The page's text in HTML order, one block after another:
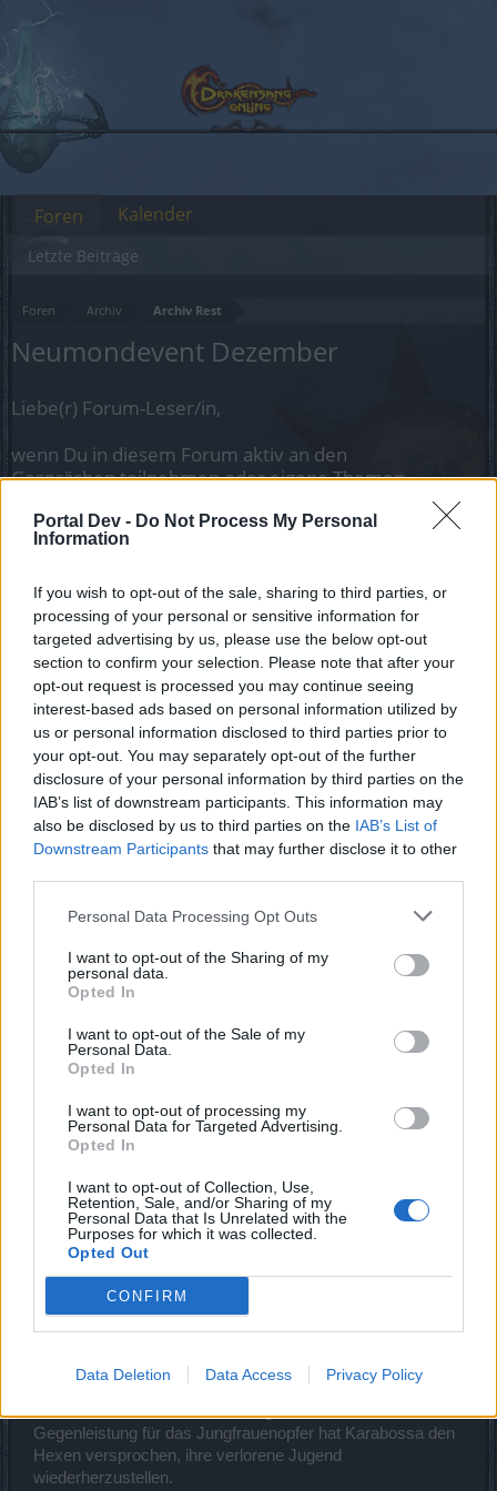
Portal Dev - Do Not Process My Personal
Information
If you wish to opt-out of the sale, sharing to third parties, or
processing of your personal or sensitive information for
targeted advertising by us, please use the below opt-out
section to confirm your selection. Please note that after your
opt-out request is processed you may continue seeing
interest-based ads based on personal information utilized by
us or personal information disclosed to third parties prior to
your opt-out. You may separately opt-out of the further
disclosure of your personal information by third parties on the
IAB’s list of downstream participants. This information may
also be disclosed by us to third parties on the IAB’s List of
Downstream Participants that may further disclose it to other
Personal Data Processing Opt Outs
I want to opt-out of the Sharing of my
personal data.
Opted In
I want to opt-out of the Sale of my
Personal Data.
Opted In
I want to opt-out of processing my
Personal Data for Targeted Advertising.
Opted In
I want to opt-out of Collection, Use,
Retention, Sale, and/or Sharing of my
Personal Data that Is Unrelated with the
Purposes for which it was collected.
Opted Out
CONFIRM
Data Deletion Data Access Privacy Policy
Foren Archiv Archiv Rest
Neumondevent Dezember
Liebe(r) Forum-Leser/in,
wenn Du in diesem Forum aktiv an den
Gesprächen teilnehmen oder eigene Themen
starten möchtest, musst Du Dich bitte zunächst im
Spiel einloggen. Falls Du noch keinen Spielaccount
besitzt, bitte registriere Dich neu. Wir freuen uns
„Zum Spiel“
Status des Themas: Es sind keine weiteren Antworten möglich.
Turabar
Board Administrator
Team Drakensang Online
Helden von Dracania,
Es ist wieder soweit das Neumondevent Dezember startet.
Start: 02.12.2013 , 15.00 Uhr
Ende 04.12.2013 , 15.00 Uhr
Zu jedem Neumond trifft sich der bösartige Hexenkult der
Hexen des Nordens auf dem Gipfel des Blakborg. Dort
führen sie ein Ritual der schwarzen Magie aus und bringen
der Feenkönigin eine unschuldige Jungfrau als Opfer dar.
täuschen! Diese Königin nennt sich Karabossa und ist alles
andere als eine heitere und friedliche Fee. In Wirklichkeit ist
Gegenleistung für das Jungfrauenopfer hat Karabossa den
Hexen versprochen, ihre verlorene Jugend
wiederherzustellen.
Foren
Letzte Beiträge
Kalender